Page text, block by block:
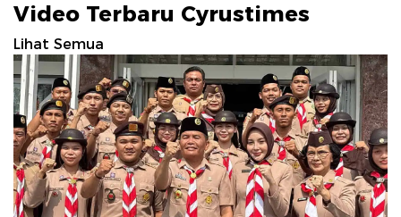
Video Terbaru Cyrustimes
Lihat Semua